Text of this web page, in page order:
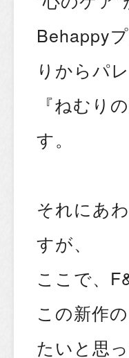
Behappy
りからパ
『ねむり
す。
それにあ
すが、
ここで、
この新作
たいと思